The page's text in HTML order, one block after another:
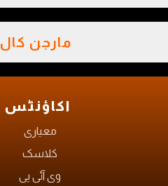
مارجن کال
اکاؤنٹس
معیاری
کلاسک
وی آئی پی